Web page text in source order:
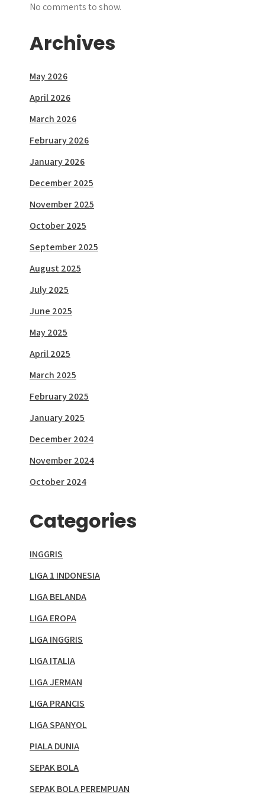
No comments to show.
Archives
May 2026
April 2026
March 2026
February 2026
January 2026
December 2025
November 2025
October 2025
September 2025
August 2025
July 2025
June 2025
May 2025
April 2025
March 2025
February 2025
January 2025
December 2024
November 2024
October 2024
Categories
INGGRIS
LIGA 1 INDONESIA
LIGA BELANDA
LIGA EROPA
LIGA INGGRIS
LIGA ITALIA
LIGA JERMAN
LIGA PRANCIS
LIGA SPANYOL
PIALA DUNIA
SEPAK BOLA
SEPAK BOLA PEREMPUAN